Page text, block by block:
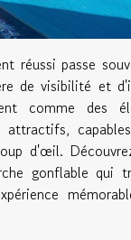
réussi passe
de visibilité et
comme des
attractifs,
d'œil.
gonflable qui